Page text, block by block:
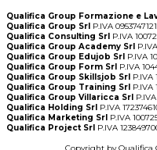
Qualifica Group Formazione e
Qualifica Group Srl P.IVA
Qualifica Consulting Srl P.IVA
Qualifica Group Academy Srl
Qualifica Group Edujob Srl P.IVA
Qualifica Group Form Srl P.IVA
Qualifica Group Skillsjob Srl P.IVA
Qualifica Group Training Srl P.IVA
Qualifica Group Villaricca Srl
Qualifica Holding Srl P.IVA
Qualifica Marketing Srl P.IVA
Qualifica Project Srl P.IVA